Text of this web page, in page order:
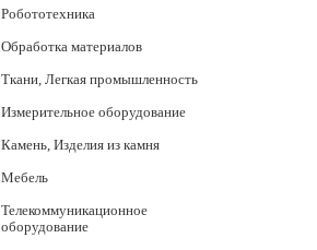
Робототехника
Обработка материалов
Ткани, Легкая промышленность
Измерительное оборудование
Камень, Изделия из камня
Мебель
Телекоммуникационное
оборудование